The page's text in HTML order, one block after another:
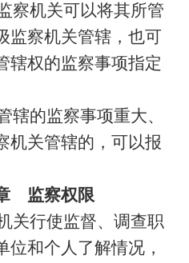
机关可以将其所管
监察机关管辖，也可
辖权的监察事项指定
辖的监察事项重大、
机关管辖的，可以报
监察权限
行使监督、调查职
和个人了解情况，